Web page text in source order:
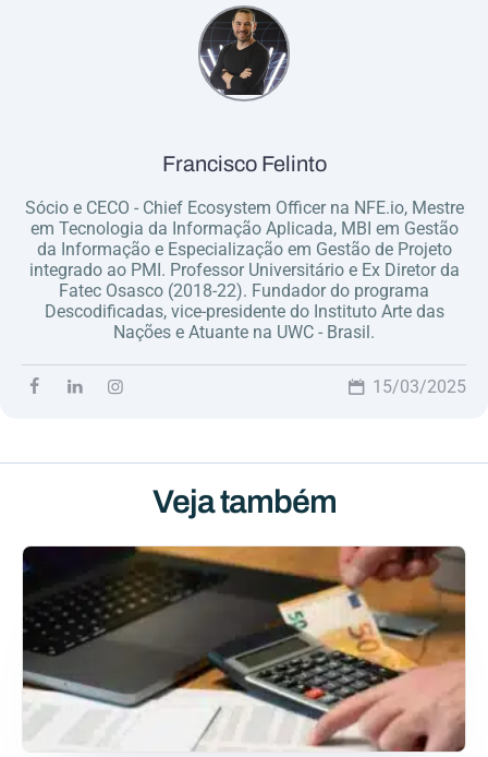
Francisco Felinto
Sócio e CECO - Chief Ecosystem Officer na NFE.io, Mestre
em Tecnologia da Informação Aplicada, MBI em Gestão
da Informação e Especialização em Gestão de Projeto
integrado ao PMI. Professor Universitário e Ex Diretor da
Fatec Osasco (2018-22). Fundador do programa
Descodificadas, vice-presidente do Instituto Arte das
Nações e Atuante na UWC - Brasil.
15/03/2025
Veja também